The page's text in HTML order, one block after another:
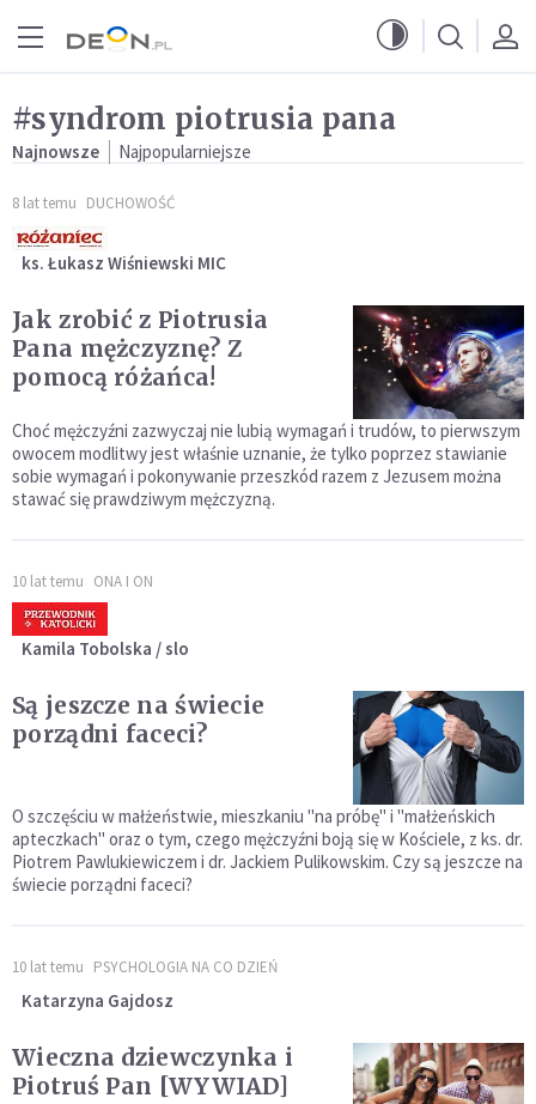
#syndrom piotrusia pana
Najnowsze Najpopularniejsze
8 lat temu DUCHOWOŚĆ
ks. Łukasz Wiśniewski MIC
Jak zrobić z Piotrusia
Pana mężczyznę? Z
pomocą różańca!
Choć mężczyźni zazwyczaj nie lubią wymagań i trudów, to pierwszym
owocem modlitwy jest właśnie uznanie, że tylko poprzez stawianie
sobie wymagań i pokonywanie przeszkód razem z Jezusem można
stawać się prawdziwym mężczyzną.
10 lat temu ONA I ON
Kamila Tobolska / slo
Są jeszcze na świecie
porządni faceci?
O szczęściu w małżeństwie, mieszkaniu "na próbę" i "małżeńskich
apteczkach" oraz o tym, czego mężczyźni boją się w Kościele, z ks. dr.
Piotrem Pawlukiewiczem i dr. Jackiem Pulikowskim. Czy są jeszcze na
świecie porządni faceci?
10 lat temu PSYCHOLOGIA NA CO DZIEŃ
Katarzyna Gajdosz
Wieczna dziewczynka i
Piotruś Pan [WYWIAD]